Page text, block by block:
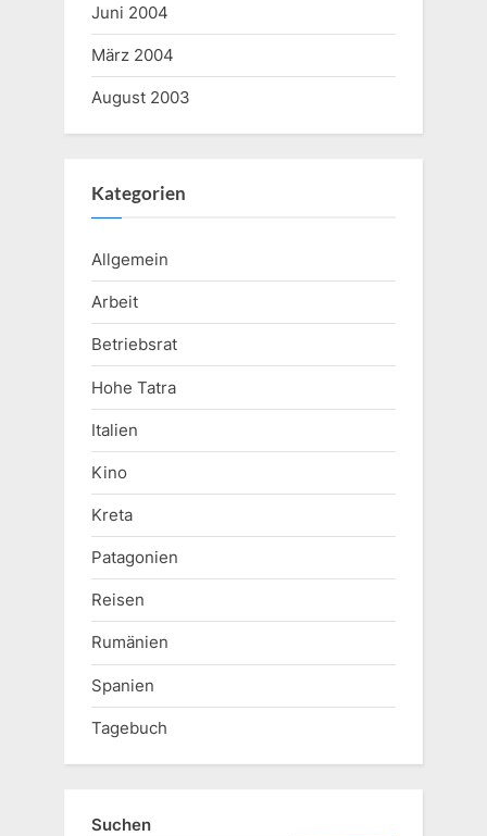
Juni 2004
März 2004
August 2003
Kategorien
Allgemein
Arbeit
Betriebsrat
Hohe Tatra
Italien
Kino
Kreta
Patagonien
Reisen
Rumänien
Spanien
Tagebuch
Suchen